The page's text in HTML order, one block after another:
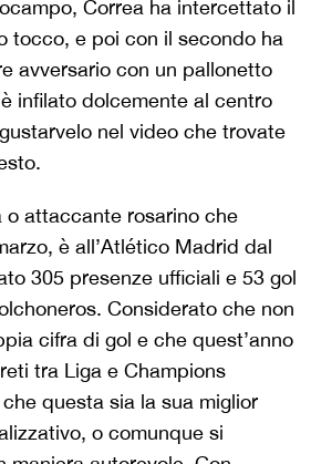
Correa ha intercettato il
tocco, e poi con il secondo ha
avversario con un pallonetto
infilato dolcemente al centro
nel video che trovate
o attaccante rosarino che
è all’Atlético Madrid dal
305 presenze ufficiali e 53 gol
Considerato che non
cifra di gol e che quest’anno
tra Liga e Champions
questa sia la sua miglior
o comunque si